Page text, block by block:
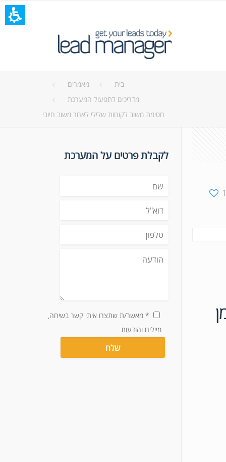
בית
מאמרים
מדריכים לתפעול המערכת
חסימת משוב לקוחות שלילי לאחר משוב חיובי
לקבלת פרטים על המערכת
* מאשר/ת שתצרו איתי קשר בשיחה,
מיילים והודעות